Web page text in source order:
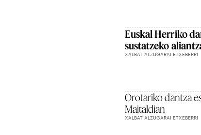
Euskal Herriko
sustatzeko
XALBAT ALZUGARAI ETXEBERRI
Orotariko dantza
Maitaldian
XALBAT ALZUGARAI ETXEBERRI